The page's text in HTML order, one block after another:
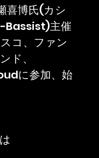
喜博氏(カシ
Bassist)主催
コ、ファン
ド、
に参加、始